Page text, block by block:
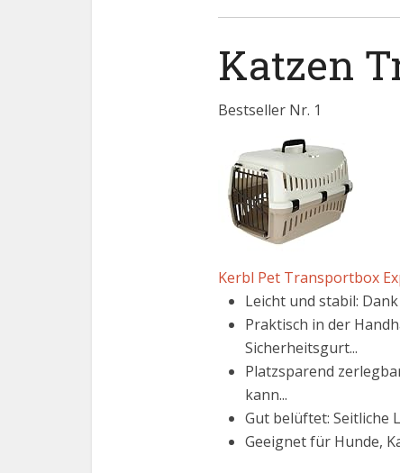
Katzen
Bestseller Nr. 1
Kerbl Pet Transportbox
Leicht und stabil:
Praktisch in der
Sicherheitsgurt...
Platzsparend
kann...
Gut belüftet: Seitliche
Geeignet für Hunde,